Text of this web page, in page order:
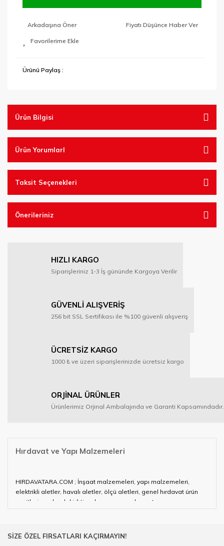
Arkadaşına Öner Fiyatı Düşünce Haber Ver
Ürünü Paylaş :
Ürün Bilgisi
Ürün YorumlarI
Taksit Seçenekleri
Önerileriniz
HIZLI KARGO
Siparişleriniz 1-3 İş gününde Kargoya Verilir
GÜVENLİ ALIŞVERİŞ
256 bit SSL Sertifikası ile %100 güvenli alışveriş
ÜCRETSİZ KARGO
1000 ₺ ve üzeri siparişlerinizde ücretsiz kargo
ORJİNAL ÜRÜNLER
Ürünlerimiz Orjinal Ambalajında ve Garanti Kapsamındadır.
Hırdavat ve Yapı Malzemeleri
HIRDAVATARA.COM ; İnşaat malzemeleri, yapı malzemeleri,
elektrikli aletler, havalı aletler, ölçü aletleri, genel hırdavat ürün
çeşitleri ve alandaki ihtiyaçlarınızın neredeyse tamamını
çalışan HIRDAVATARA.COM geniş ürün yelpazesi ile siz değerli
SİZE ÖZEL FIRSATLARI KAÇIRMAYIN!